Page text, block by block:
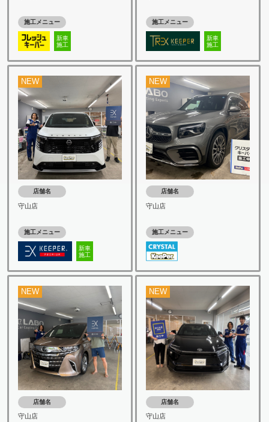
施工メニュー
新車
施工
施工メニュー
新車
施工
NEW
店舗名
守山店
施工メニュー
新車
施工
NEW
店舗名
守山店
施工メニュー
NEW
店舗名
守山店
NEW
店舗名
守山店